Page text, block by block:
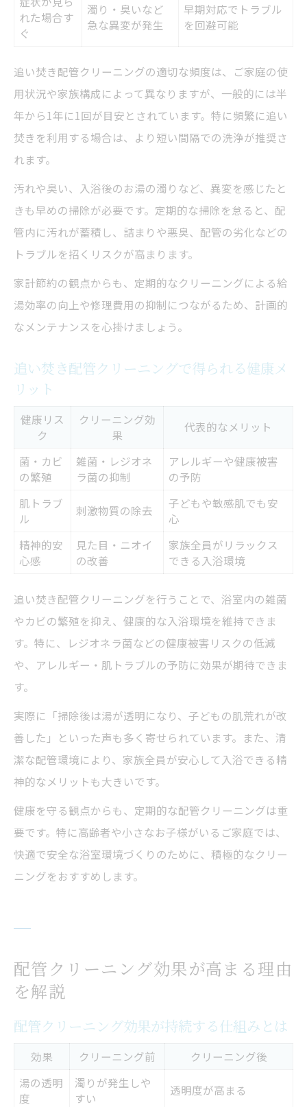
れた場合す
ぐ
濁り・臭いなど
急な異変が発生
早期対応でトラブル
を回避可能
追い焚き配管クリーニングの適切な頻度は、ご家庭の使
用状況や家族構成によって異なりますが、一般的には半
年から1年に1回が目安とされています。特に頻繁に追い
焚きを利用する場合は、より短い間隔での洗浄が推奨さ
れます。
汚れや臭い、入浴後のお湯の濁りなど、異変を感じたと
きも早めの掃除が必要です。定期的な掃除を怠ると、配
管内に汚れが蓄積し、詰まりや悪臭、配管の劣化などの
トラブルを招くリスクが高まります。
家計節約の観点からも、定期的なクリーニングによる給
湯効率の向上や修理費用の抑制につながるため、計画的
なメンテナンスを心掛けましょう。
追い焚き配管クリーニングで得られる健康メ
リット
健康リス
ク
クリーニング効
果
代表的なメリット
菌・カビ
の繁殖
雑菌・レジオネ
ラ菌の抑制
アレルギーや健康被害
の予防
肌トラブ
ル
刺激物質の除去
子どもや敏感肌でも安
心
精神的安
心感
見た目・ニオイ
の改善
家族全員がリラックス
できる入浴環境
追い焚き配管クリーニングを行うことで、浴室内の雑菌
やカビの繁殖を抑え、健康的な入浴環境を維持できま
す。特に、レジオネラ菌などの健康被害リスクの低減
や、アレルギー・肌トラブルの予防に効果が期待できま
す。
実際に「掃除後は湯が透明になり、子どもの肌荒れが改
善した」といった声も多く寄せられています。また、清
潔な配管環境により、家族全員が安心して入浴できる精
神的なメリットも大きいです。
健康を守る観点からも、定期的な配管クリーニングは重
要です。特に高齢者や小さなお子様がいるご家庭では、
快適で安全な浴室環境づくりのために、積極的なクリー
ニングをおすすめします。
配管クリーニング効果が高まる理由
を解説
配管クリーニング効果が持続する仕組みとは
効果 クリーニング前
クリーニング後
湯の透明
度
濁りが発生しや
すい
透明度が高まる